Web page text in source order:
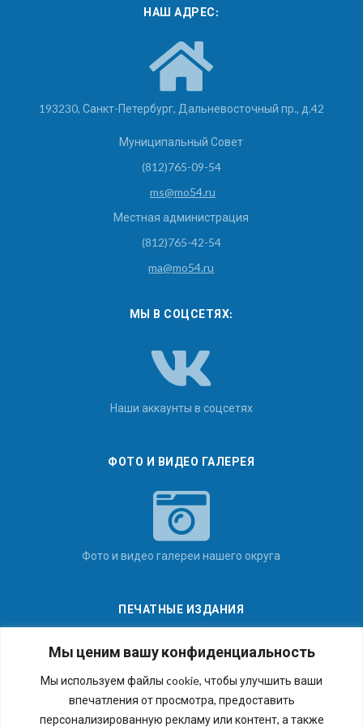
Мы ценим вашу конфиденциальность
Мы используем файлы cookie, чтобы улучшить ваши
впечатления от просмотра, предоставить
персонализированную рекламу или контент, а также
НАШ АДРЕС:
193230, Санкт-Петербург, Дальневосточный пр., д.42
Муниципальный Совет
(812)765-09-54
ms@mo54.ru
Местная администрация
(812)765-42-54
ma@mo54.ru
МЫ В СОЦСЕТЯХ:
Наши аккаунты в соцсетях
ФОТО И ВИДЕО ГАЛЕРЕЯ
Фото и видео галереи нашего округа
ПЕЧАТНЫЕ ИЗДАНИЯ
Последние номера наших газет